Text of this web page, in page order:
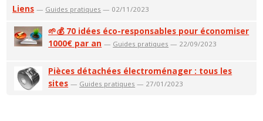
Liens — Guides pratiques — 02/11/2023
🌱💰 70 idées éco-responsables pour économiser
1000€ par an — Guides pratiques — 22/09/2023
Pièces détachées électroménager : tous les
sites — Guides pratiques — 27/01/2023